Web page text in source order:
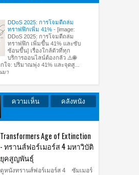
DDoS 2025: การโจมตีถล่ม
ทราฟฟิกเพิ่ม 41% - [image:
DDoS 2025: การโจมตีถล่ม
ทราฟฟิก เพิ่มขึ้น 41% และซับ
ซ้อนขึ้น] เรื่องใกล้ตัวที่ทุก
บริการออนไลน์ต้องกลัว ⚠️🌐
ใจ: ปริมาณพุ่ง 41% และจุดสู...
มา
ความเห็น คลังหนัง
Transformers Age of Extinction
- ทรานส์ฟอร์เมอร์ส 4 มหาวิบัติ
ยุคสูญพันธุ์
ดูหนังทรานส์ฟอร์เมอร์ส 4 ซัมเมอร์